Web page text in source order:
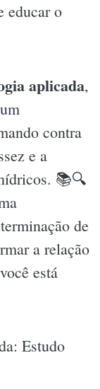
educar o
aplicada,
contra
e a
📚🔍
de
a relação
está
Estudo